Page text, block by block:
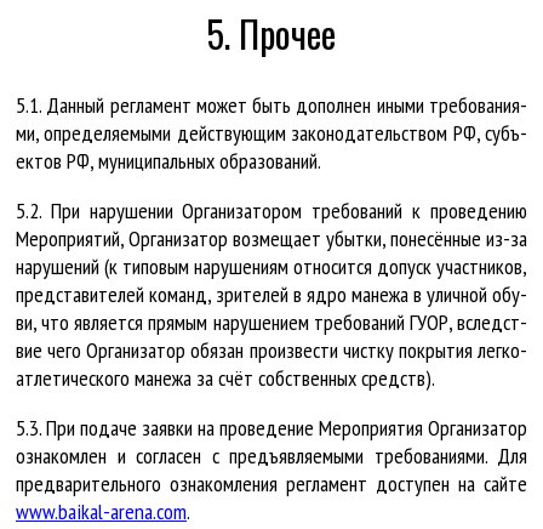
5. Прочее
5.1. Дан­ный рег­ла­мент мо­жет быть до­пол­нен ины­ми тре­бо­ва­ни­я­
ми, опре­де­ля­е­мы­ми дейст­ву­ю­щим за­ко­но­да­тельст­вом РФ, субъ­
ек­тов РФ, му­ни­ци­паль­ных об­ра­зо­ва­ний.
5.2. При на­ру­ше­нии Ор­га­ни­за­то­ром тре­бо­ва­ний к про­ве­де­нию
Ме­роп­ри­я­тий, Ор­га­ни­за­тор воз­ме­ща­ет убыт­ки, по­не­сён­ные из-за
на­ру­ше­ний (к ти­по­вым на­ру­ше­ни­ям от­но­сит­ся до­пуск участ­ни­ков,
пред­ста­ви­те­лей ко­манд, зри­те­лей в яд­ро ма­не­жа в улич­ной обу­
ви, что яв­ля­ет­ся пря­мым на­ру­ше­ни­ем тре­бо­ва­ний ГУ­ОР, вследст­
вие че­го Ор­га­ни­за­тор обя­зан про­из­вес­ти чист­ку по­кры­тия лег­ко­
ат­ле­ти­чес­ко­го ма­не­жа за счёт собст­вен­ных средств).
5.3. При по­да­че за­яв­ки на про­ве­де­ние Ме­роп­ри­я­тия Ор­га­ни­за­тор
озна­ком­лен и со­гла­сен с предъ­яв­ля­е­мы­ми тре­бо­ва­ни­я­ми. Для
пред­ва­ри­тель­но­го озна­ком­ле­ния рег­ла­мент до­сту­пен на сай­те
www.baikal-arena.com.